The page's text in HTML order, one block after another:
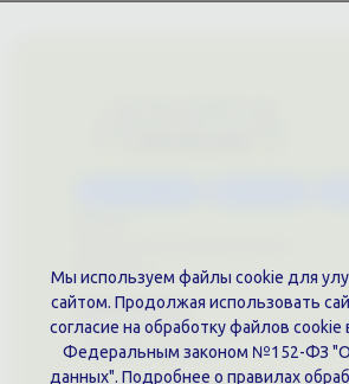
Документы
Политика обработки персональных
Публичная оферта
Мы используем файлы cookie для
сайтом. Продолжая использовать
согласие на обработку файлов cookie
Федеральным законом №152-ФЗ "О
данных". Подробнее о правилах